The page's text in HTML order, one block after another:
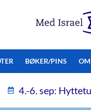
BØKER/PINS
4.-6. sep: